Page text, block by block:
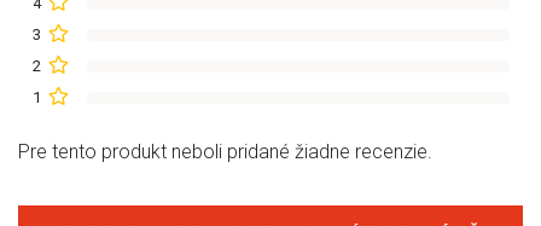
3
2
1
Pre tento produkt neboli pridané žiadne recenzie.